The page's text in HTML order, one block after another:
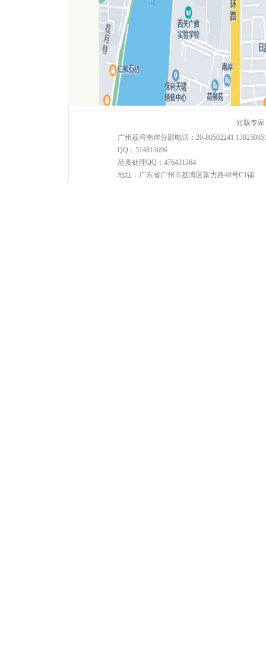
短版专家
广州荔湾南岸分部电话：20-80502241
QQ：514813696
品质处理QQ：476431364
地址：广东省广州市荔湾区富力路48号C1铺